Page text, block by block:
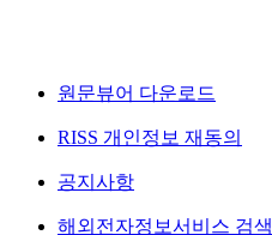
원문뷰어 다운로드
RISS 개인정보 재동의
공지사항
해외전자정보서비스 검색